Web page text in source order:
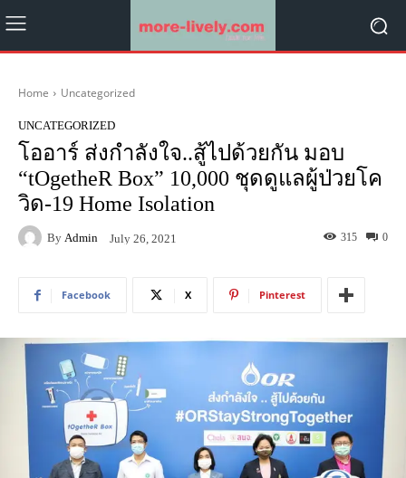
Home Uncategorized
UNCATEGORIZED
โออาร์ ส่งกำลังใจ..สู้ไปด้วยกัน มอบ
“tOgetheR Box” 10,000 ชุดดูแลผู้ป่วยโค
วิด-19 Home Isolation
By Admin July 26, 2021 0
315
Facebook X Pinterest